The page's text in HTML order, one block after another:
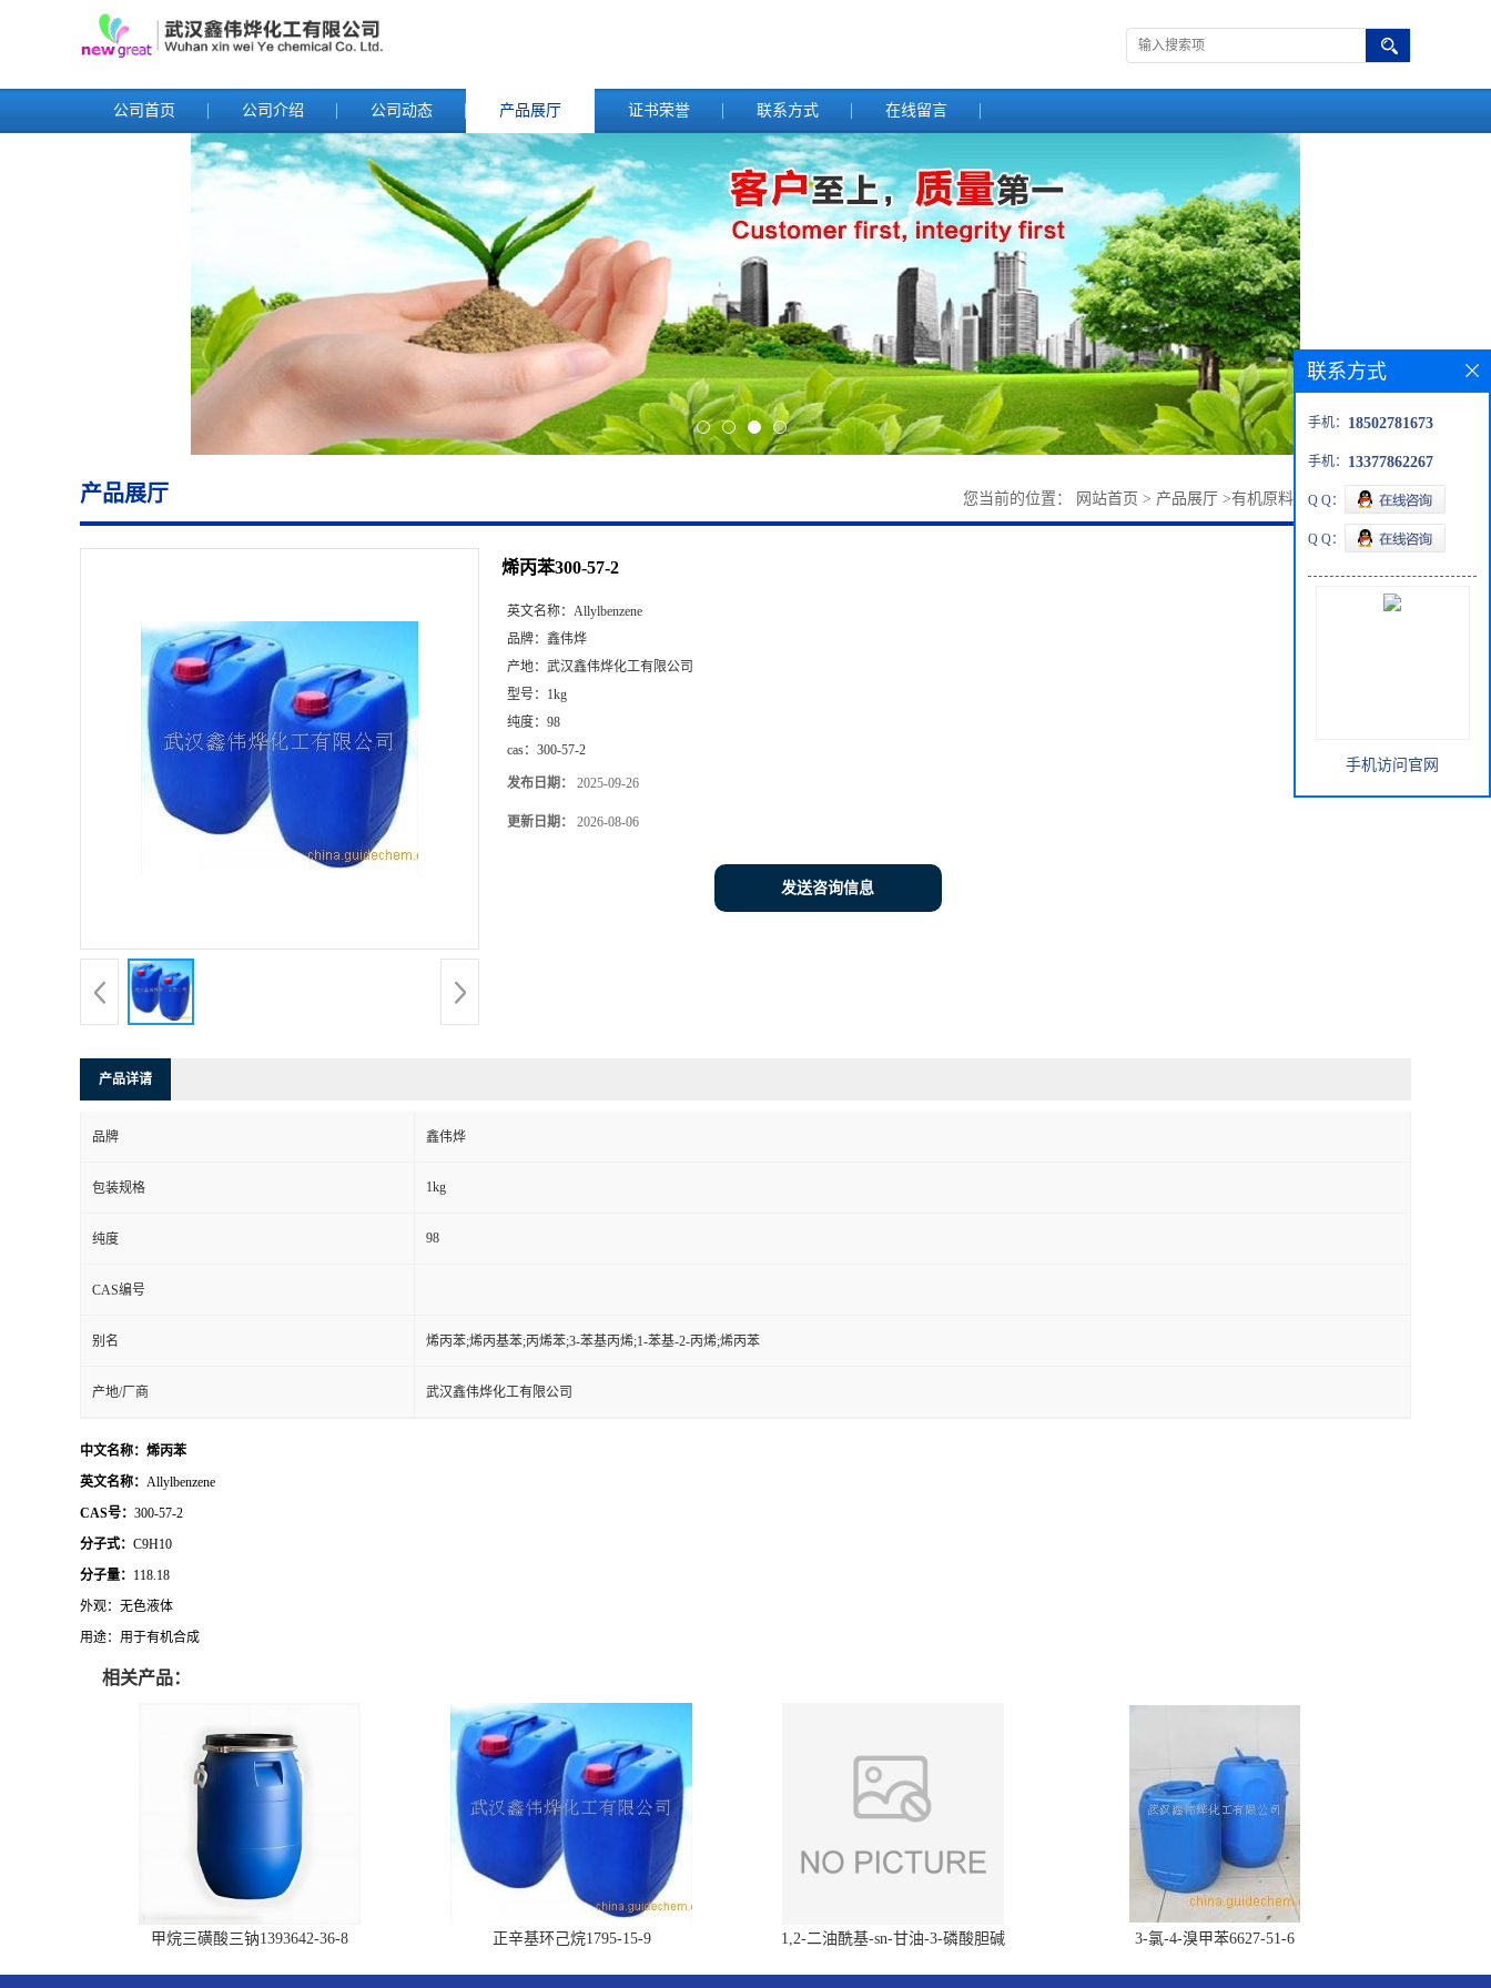
公司首页 公司介绍 公司动态 产品展厅 证书荣誉 联系方式 在线留言
产品展厅 您当前的位置： 网站首页 > 产品展厅 >有机原料 烯丙苯300-57-2
烯丙苯300-57-2
英文名称： Allylbenzene
品牌： 鑫伟烨
产地： 武汉鑫伟烨化工有限公司
型号： 1kg
纯度： 98
cas： 300-57-2
发布日期： 2025-09-26
更新日期： 2026-08-06
发送咨询信息
产品详请
品牌 鑫伟烨
包装规格 1kg
纯度 98
CAS编号
别名 烯丙苯;烯丙基苯;丙烯苯;3-苯基丙烯;1-苯基-2-丙烯;烯丙苯
产地/厂商 武汉鑫伟烨化工有限公司
中文名称：烯丙苯
英文名称： Allylbenzene
CAS号： 300-57-2
分子式： C9H10
分子量： 118.18
外观：无色液体
用途：用于有机合成
相关产品：
甲烷三磺酸三钠1393642-36-8 正辛基环己烷1795-15-9
1,2-二油酰基-sn-甘油-3-磷酸胆碱
3-氯-4-溴甲苯6627-51-6
联系方式
手机： 18502781673
手机： 13377862267
Q Q：
Q Q：
手机访问官网